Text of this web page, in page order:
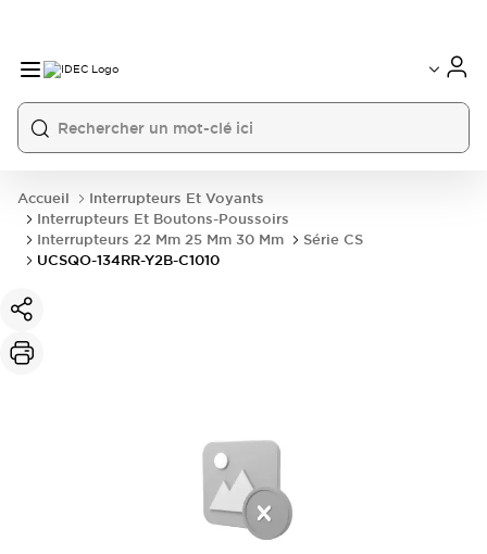
Accueil
Interrupteurs Et Voyants
Interrupteurs Et Boutons-Poussoirs
Interrupteurs 22 Mm 25 Mm 30 Mm
Série CS
UCSQO-134RR-Y2B-C1010